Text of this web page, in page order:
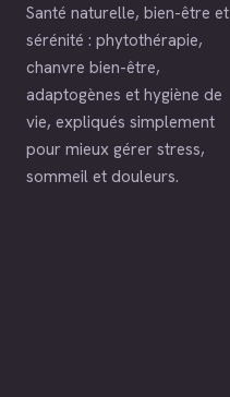
Santé naturelle, bien-être et
sérénité : phytothérapie,
chanvre bien-être,
adaptogènes et hygiène de
vie, expliqués simplement
pour mieux gérer stress,
sommeil et douleurs.